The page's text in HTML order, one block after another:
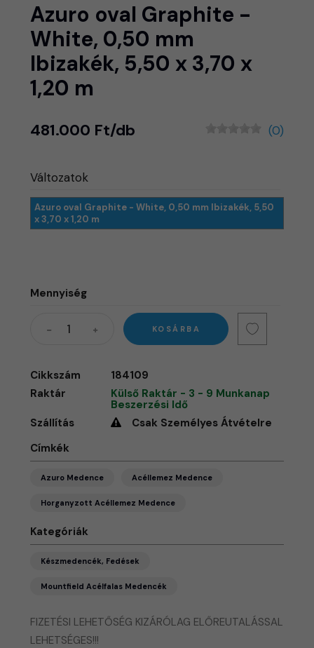
Azuro oval Graphite -
White, 0,50 mm
Ibizakék, 5,50 x 3,70 x
1,20 m
481.000 Ft/db (0)
FIZETÉSI LEHETŐSÉG KIZÁRÓLAG ELŐREUTALÁSSAL
LEHETSÉGES!!!
Változatok
Azuro oval Graphite - White, 0,50 mm Ibizakék, 5,50
x 3,70 x 1,20 m
Mennyiség
KOSÁRBA
Cikkszám
184109
Raktár
Külső Raktár - 3 - 9 Munkanap
Beszerzési Idő
Szállítás
Csak Személyes Átvételre
Címkék
Azuro Medence Acéllemez Medence
Horganyzott Acéllemez Medence
Kategóriák
Készmedencék, Fedések
Mountfield Acélfalas Medencék